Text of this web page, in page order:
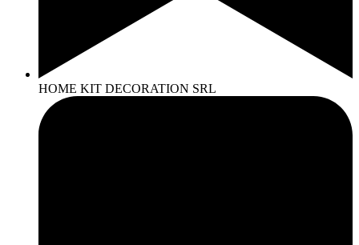
HOME KIT DECORATION SRL